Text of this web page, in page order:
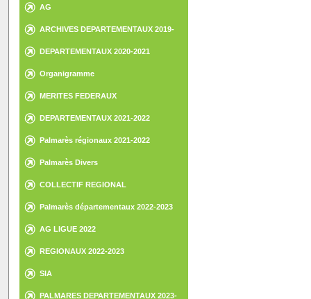
AG
ARCHIVES DEPARTEMENTAUX 2019-
DEPARTEMENTAUX 2020-2021
Organigramme
MERITES FEDERAUX
DEPARTEMENTAUX 2021-2022
Palmarès régionaux 2021-2022
Palmarès Divers
COLLECTIF REGIONAL
Palmarès départementaux 2022-2023
AG LIGUE 2022
REGIONAUX 2022-2023
SIA
PALMARES DEPARTEMENTAUX 2023-